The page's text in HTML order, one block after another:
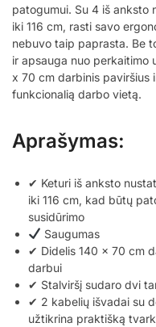
patogumui. Su 4 iš anksto
iki 116 cm, rasti savo
nebuvo taip paprasta. Be
ir apsauga nuo perkaitimo
x 70 cm darbinis paviršius
funkcionalią darbo vietą.
Aprašymas:
✔ Keturi iš anksto
iki 116 cm, kad būtų
susidūrimo
Saugumas
✔ Didelis 140 x 70 cm
darbui
✔ Stalviršį sudaro dvi
✔ 2 kabelių išvadai su
užtikrina praktišką